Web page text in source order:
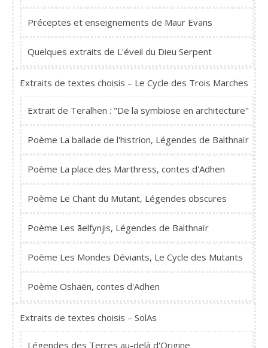
Préceptes et enseignements de Maur Evans
Quelques extraits de L'éveil du Dieu Serpent
Extraits de textes choisis – Le Cycle des Trois Marches
Extrait de Teralhen : "De la symbiose en architecture"
Poème La ballade de l'histrion, Légendes de Balthnaïr
Poème La place des Marthress, contes d'Adhen
Poème Le Chant du Mutant, Légendes obscures
Poème Les ãelfynjis, Légendes de Balthnaïr
Poème Les Mondes Déviants, Le Cycle des Mutants
Poème Oshaën, contes d'Adhen
Extraits de textes choisis – SolAs
Légendes des Terres au-delà d'Origine